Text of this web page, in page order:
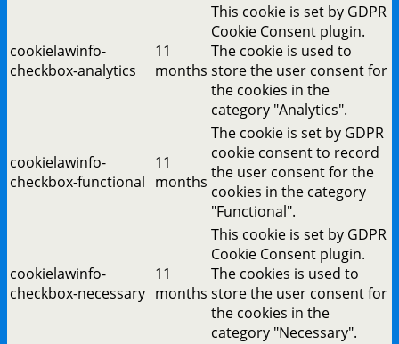
cookielawinfo-
checkbox-analytics
11
months
This cookie is set by GDPR
Cookie Consent plugin.
The cookie is used to
store the user consent for
the cookies in the
category "Analytics".
cookielawinfo-
checkbox-functional
11
months
The cookie is set by GDPR
cookie consent to record
the user consent for the
cookies in the category
"Functional".
cookielawinfo-
checkbox-necessary
11
months
This cookie is set by GDPR
Cookie Consent plugin.
The cookies is used to
store the user consent for
the cookies in the
category "Necessary".